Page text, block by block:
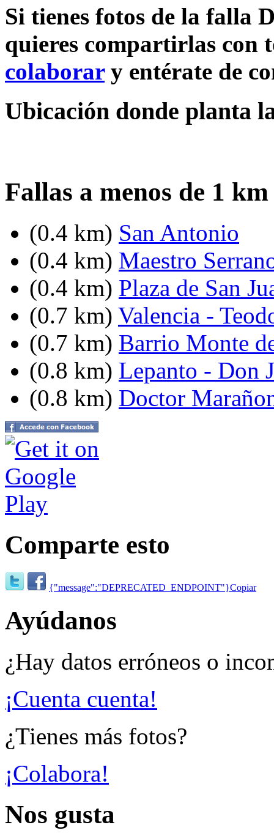
Si tienes fotos de la falla
quieres compartirlas con
colaborary entérate de
Ubicación donde planta
Fallas a menos de 1
(0.4 km) San Antonio
(0.4 km) Maestro
(0.4 km) Plaza de San
(0.7 km) Valencia -
(0.7 km) Barrio Monte
(0.8 km) Lepanto - Don
(0.8 km) Doctor
Comparte esto
{"message":"DEPRECATED_ENDPOINT"}Copiar
Ayúdanos
¿Hay datos erróneos o
¡Cuenta cuenta!
¿Tienes más fotos?
¡Colabora!
Nos gusta